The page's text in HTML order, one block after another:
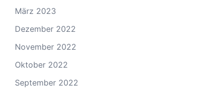
März 2023
Dezember 2022
November 2022
Oktober 2022
September 2022